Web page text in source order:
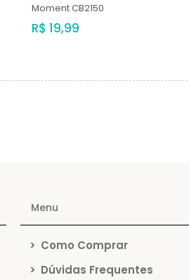
MomentCB2150
R$ 19,99
Menu
> Como Comprar
> Dúvidas Frequentes